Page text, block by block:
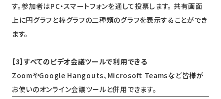
す。参加者はPC・スマートフォンを通して投票します。 共有画面
上に円グラフと棒グラフの二種類のグラフを表示することができ
ます。
【3】すべてのビデオ会議ツールで利用できる
ZoomやGoogle Hangouts、Microsoft Teamsなど皆様が
お使いのオンライン会議ツールと併用できます。